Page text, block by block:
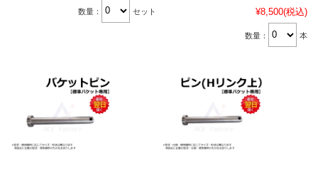
数量： セット
¥8,500(税込)
数量： 本